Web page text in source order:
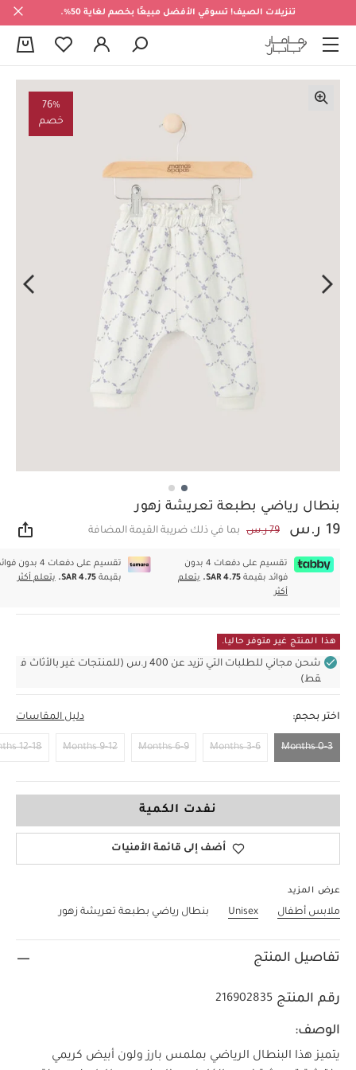
تنزيلات الصيف! تسوقي الأفضل مبيعًا بخصم لغاية 50%.
76%
خصم
بنطال رياضي بطبعة تعريشة زهور
19 ر.س 79 ر.س بما في ذلك ضريبة القيمة المضافة
تقسيم على دفعات 4 بدون
فوائد بقيمة SAR 4.75.
يتعلم
أكثر
تقسيم على دفعات 4 بدون
بقيمةSAR 4.75. يتعلم أكثر
هذا المنتج غير متوفر حاليا.
شحن مجاني للطلبات التي تزيد عن 400 ر.س (للمنتجات غير بالأثاث ف
قط)
اختر بحجم: دليل المقاسات
0-3 Months
3-6 Months
6-9 Months
9-12 Months
12-18 Months
نفدت الكمية
أضف إلى قائمة الأمنيات
عرض المزيد
ملابس أطفال Unisex بنطال رياضي بطبعة تعريشة زهور
تفاصيل المنتج
رقم المنتج 216902835
الوصف:
يتميز هذا البنطال الرياضي بملمس بارز ولون أبيض كريمي